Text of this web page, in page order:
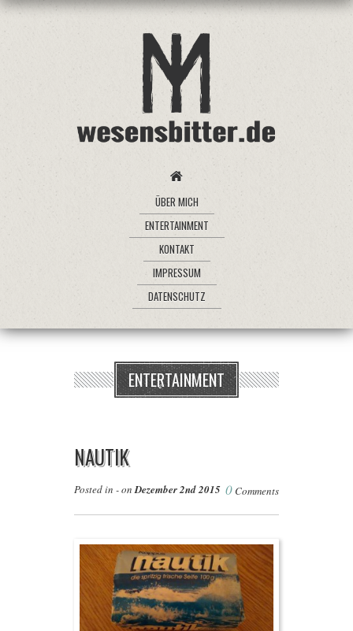
ÜBER MICH
ENTERTAINMENT
KONTAKT
IMPRESSUM
DATENSCHUTZ
ENTERTAINMENT
NAUTIK
Posted in - onDezember 2nd 2015 0 Comments